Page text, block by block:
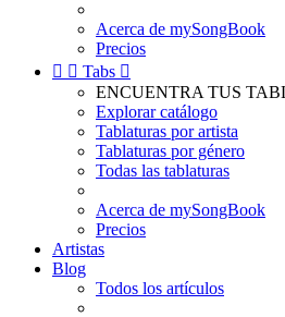
Acerca de mySongBook
Precios
  Tabs 
ENCUENTRA TUS
Explorar catálogo
Tablaturas por artista
Tablaturas por género
Todas las tablaturas
Acerca de mySongBook
Precios
Artistas
Blog
Todos los artículos